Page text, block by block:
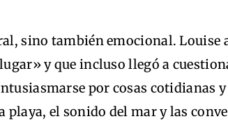
sino también emocional. Louise
y que incluso llegó a
por cosas cotidianas y
playa, el sonido del mar y las